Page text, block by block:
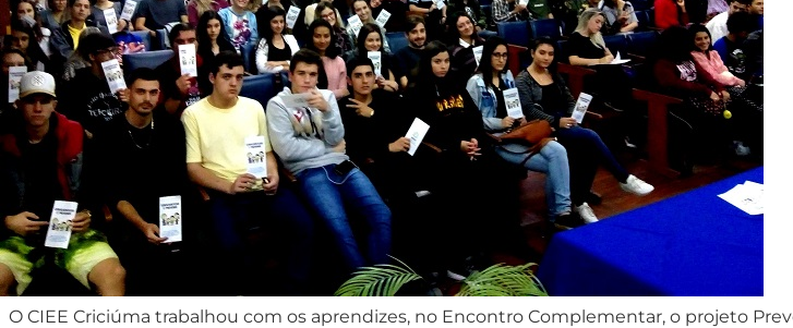
O CIEE Criciúma trabalhou com os aprendizes, no Encontro Complementar, o projeto